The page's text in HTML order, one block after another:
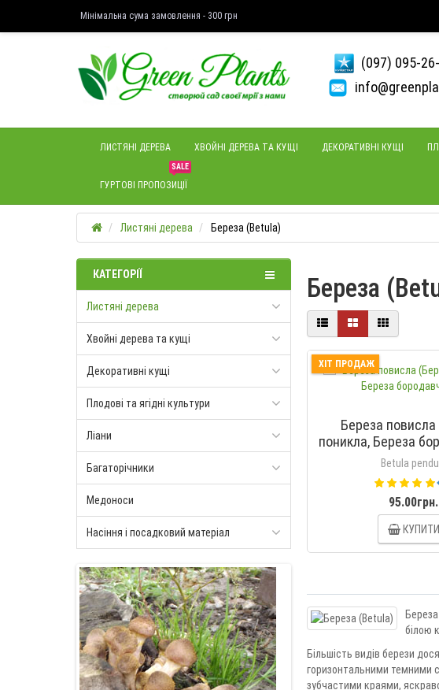
Мінімальна сума замовлення - 300 грн
(097) 095-
ЛИСТЯНІ ДЕРЕВА ХВОЙНІ ДЕРЕВА ТА КУЩІ ДЕКОРАТИВНІ КУЩІ
SALE
ГУРТОВІ ПРОПОЗИЦІЇ
Листяні дерева Береза (Betula)
КАТЕГОРІЇ
Листяні дерева
Хвойні дерева та кущі
Декоративні кущі
Плодові та ягідні культури
Ліани
Багаторічники
Медоноси
Насіння і посадковий матеріал
Береза
ХІТ ПРОДАЖ
Береза
поникла, Береза
Betula
95.00грн.
КУПИТИ
білою
Більшість видів берези
горизонтальними темними
зубчастими краями,